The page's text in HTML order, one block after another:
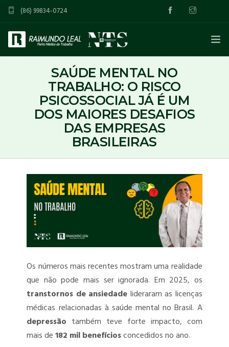
(86) 99834-0724
SOBRE
SERVIÇOS
INCLUSÃO DOS RISCOS PSICOSSOCIAIS NO PGR
PGR – PROGRAMA DE GERENCIAMENTO DE RISCOS
PGRTR – PROGRAMA DE GERENCIAMENTO DE RISCOS DO
TRABALHO RURAL
PGRSS – PROGRAMA DE GERENCIAMENTO DE RESÍDUOS DOS
PCMSO – PROGRAMA DE CONTROLE MÉDICO DE SAÚDE
OCUPACIONAL
LTCAT – LAUDO TÉCNICO DAS CONDIÇÕES AMBIENTAIS DO
CONTATO
SAÚDE MENTAL NO
TRABALHO: O RISCO
PSICOSSOCIAL JÁ É UM
DOS MAIORES DESAFIOS
DAS EMPRESAS
BRASILEIRAS
Os números mais recentes mostram uma realidade
que não pode mais ser ignorada. Em 2025, os
transtornos de ansiedade lideraram as licenças
médicas relacionadas à saúde mental no Brasil. A
depressão também teve forte impacto, com
mais de182 mil benefíciosconcedidos no ano.